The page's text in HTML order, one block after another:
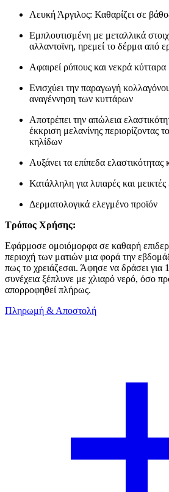
Λευκή Άργιλος: Καθαρίζει σε
Εμπλουτισμένη με μεταλλικά
αλλαντοϊνη, ηρεμεί το δέρμα από
Αφαιρεί ρύπους και νεκρά κύτταρα
Ενισχύει την παραγωγή
αναγέννηση των κυττάρων
Αποτρέπει την απώλεια
έκκριση μελανίνης περιορίζοντας
κηλίδων
Αυξάνει τα επίπεδα ελαστικότητας
Κατάλληλη για λιπαρές και μεικτές
Δερματολογικά ελεγμένο προϊόν
Τρόπος Χρήσης:
Εφάρμοσε ομοιόμορφα σε καθαρή
περιοχή των ματιών μια φορά την
πως το χρειάζεσαι. Άφησε να δράσει για
συνέχεια ξέπλυνε με χλιαρό νερό, όσο
απορροφηθεί πλήρως.
Πληρωμή & Αποστολή